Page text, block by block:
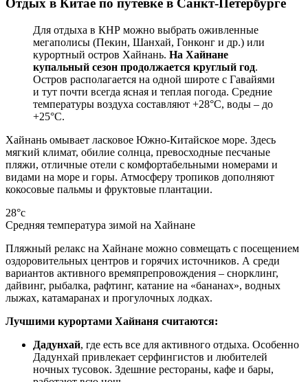
Отдых в Китае по путевке в Санкт-Петербурге
Для отдыха в КНР можно выбрать оживленные
мегаполисы (Пекин, Шанхай, Гонконг и др.) или
курортный остров Хайнань. На Хайнане
купальный сезон продолжается круглый год.
Остров располагается на одной широте с Гавайями
и тут почти всегда ясная и теплая погода. Средние
температуры воздуха составляют +28°C, воды – до
+25°C.
Хайнань омывает ласковое Южно-Китайское море. Здесь
мягкий климат, обилие солнца, превосходные песчаные
пляжи, отличные отели с комфортабельными номерами и
видами на море и горы. Атмосферу тропиков дополняют
кокосовые пальмы и фруктовые плантации.
28°c
Средняя температура зимой на Хайнане
Пляжный релакс на Хайнане можно совмещать с посещением
оздоровительных центров и горячих источников. А среди
вариантов активного времяпрепровождения – снорклинг,
дайвинг, рыбалка, рафтинг, катание на «бананах», водных
лыжах, катамаранах и прогулочных лодках.
Лучшими курортами Хайнаня считаются:
Дадунхай, где есть все для активного отдыха. Особенно
Дадунхай привлекает серфингистов и любителей
ночных тусовок. Здешние рестораны, кафе и бары,